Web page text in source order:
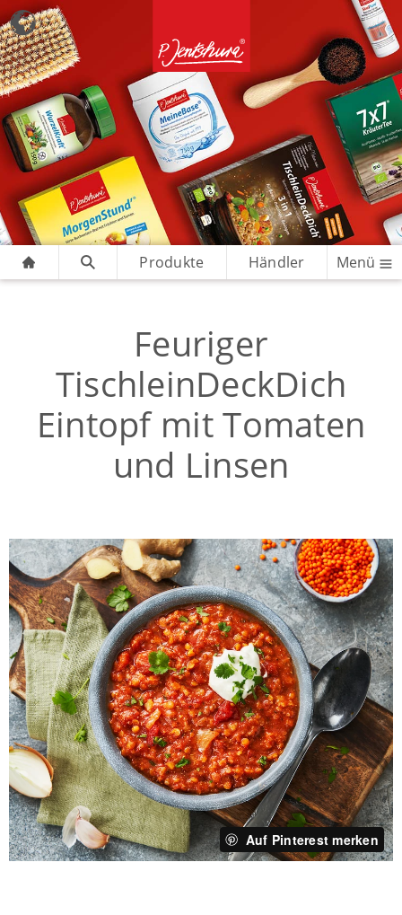
Produkte Händler Menü
Feuriger
TischleinDeckDich
Eintopf mit Tomaten
und Linsen
Auf Pinterest merken